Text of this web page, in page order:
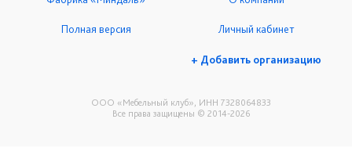
ООО «Мебельный клуб», ИНН 7328064833
Все права защищены © 2014-2026
Полная версия Личный кабинет
+ Добавить организацию